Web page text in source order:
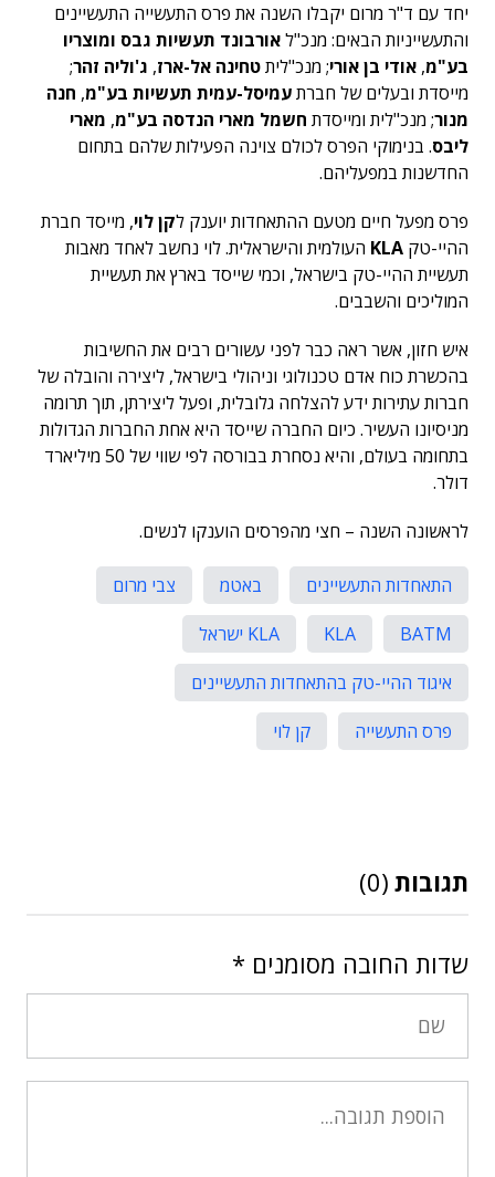
יחד עם ד"ר מרום יקבלו השנה את פרס התעשייה התעשיינים
והתעשייניות הבאים: מנכ"לאורבונד תעשיות גבס ומוצריו
בע"מ, אודי בן אורי; מנכ"ליתטחינה אל-ארז, ג'וליה זהר;
מייסדת ובעלים של חברתעמיסל-עמית תעשיות בע"מ, חנה
מנור; מנכ"לית ומייסדת חשמל מארי הנדסה בע"מ, מארי
ליבס. בנימוקי הפרס לכולם צוינה הפעילות שלהם בתחום
החדשנות במפעליהם.
פרס מפעל חיים מטעם ההתאחדות יוענק לקן לוי, מייסד חברת
ההיי-טק
העולמית והישראלית. לוי נחשב לאחד מאבות
תעשיית ההיי-טק בישראל, וכמי שייסד בארץ את תעשיית
המוליכים והשבבים.
איש חזון, אשר ראה כבר לפני עשורים רבים את החשיבות
בהכשרת כוח אדם טכנולוגי וניהולי בישראל, ליצירה והובלה של
חברות עתירות ידע להצלחה גלובלית, ופעל ליצירתן, תוך תרומה
מניסיונו העשיר. כיום החברה שייסד היא אחת החברות הגדולות
בתחומה בעולם, והיא נסחרת בבורסה לפי שווי של 50 מיליארד
דולר.
לראשונה השנה – חצי מהפרסים הוענקו לנשים.
התאחדות התעשיינים באטמ
צבי מרום
BATM
KLA
KLA ישראל
איגוד ההיי-טק בהתאחדות התעשיינים
פרס התעשייה
קן לוי
תגובות (0)
שדות החובה מסומנים *